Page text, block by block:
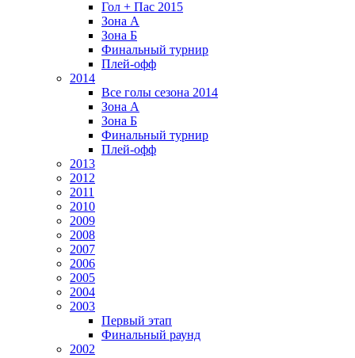
Гол + Пас 2015
Зона А
Зона Б
Финальный турнир
Плей-офф
2014
Все голы сезона 2014
Зона А
Зона Б
Финальный турнир
Плей-офф
2013
2012
2011
2010
2009
2008
2007
2006
2005
2004
2003
Первый этап
Финальный раунд
2002